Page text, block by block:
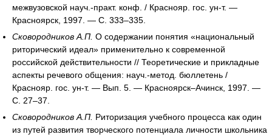
межвузовской науч.-практ. конф. / Краснояр. гос. ун-т. —
Красноярск, 1997. — С. 333–335.
Сковородников А.П. О содержании понятия «национальный
риторический идеал» применительно к современной
российской действительности // Теоретические и прикладные
аспекты речевого общения: науч.-метод. бюллетень /
Краснояр. гос. ун-т. — Вып. 5. — Красноярск–Ачинск, 1997. —
С. 27–37.
Сковородников А.П. Риторизация учебного процесса как один
из путей развития творческого потенциала личности школьника